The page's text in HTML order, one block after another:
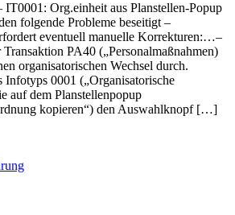
Org.einheit aus Planstellen-Popup
folgende Probleme beseitigt –
eventuell manuelle Korrekturen:…–
PA40 („Personalmaßnahmen)
organisatorischen Wechsel durch.
Infotyps 0001 („Organisatorische
auf dem Planstellenpopup
kopieren“) den Auswahlknopf […]